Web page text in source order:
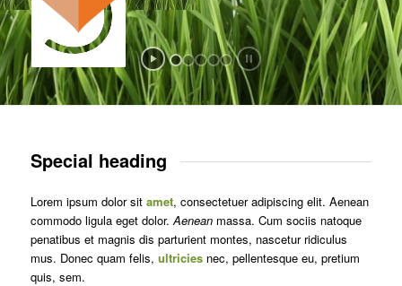
Special heading
Lorem ipsum dolor sit amet, consectetuer adipiscing elit. Aenean
commodo ligula eget dolor. Aeneanmassa. Cum sociis natoque
penatibus et magnis dis parturient montes, nascetur ridiculus
mus. Donec quam felis, ultriciesnec, pellentesque eu, pretium
quis, sem.